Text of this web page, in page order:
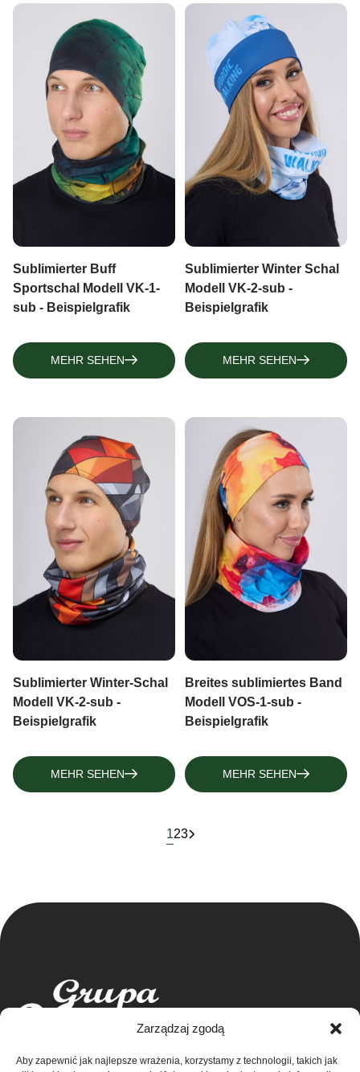
Zarządzaj zgodą
Aby zapewnić jak najlepsze wrażenia, korzystamy z technologii, takich jak
Sublimierter Buff
Sportschal Modell VK-1-
sub - Beispielgrafik
MEHR SEHEN
Sublimierter Winter Schal
Modell VK-2-sub -
Beispielgrafik
MEHR SEHEN
Sublimierter Winter-Schal
Modell VK-2-sub -
Beispielgrafik
MEHR SEHEN
Breites sublimiertes Band
Modell VOS-1-sub -
Beispielgrafik
MEHR SEHEN
123
Grupa Ventus Sp. z o.o.